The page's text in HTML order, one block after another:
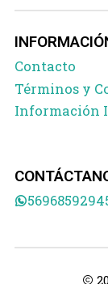
Contacto
Términos y
Información